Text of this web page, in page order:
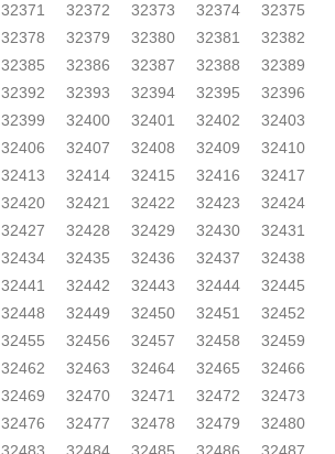
32371 32372 32373 32374
32375
32378 32379 32380 32381
32382
32385 32386 32387 32388
32389
32392 32393 32394 32395
32396
32399 32400 32401 32402
32403
32406 32407 32408 32409
32410
32413 32414 32415 32416
32417
32420 32421 32422 32423
32424
32427 32428 32429 32430
32431
32434 32435 32436 32437
32438
32441 32442 32443 32444
32445
32448 32449 32450 32451
32452
32455 32456 32457 32458
32459
32462 32463 32464 32465
32466
32469 32470 32471 32472
32473
32476 32477 32478 32479
32480